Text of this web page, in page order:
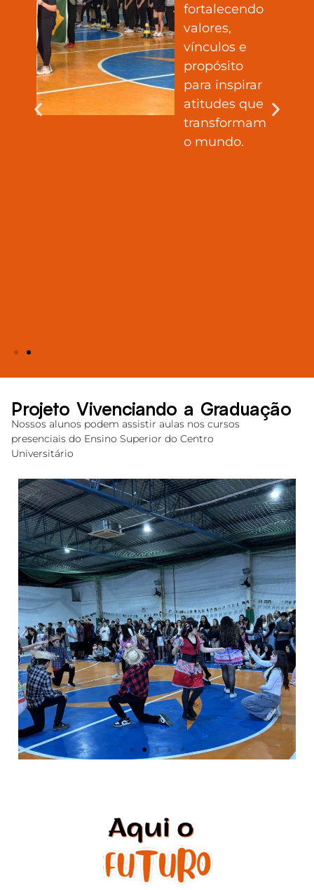
fortalecendo
valores,
vínculos e
propósito
para inspirar
atitudes que
transformam
o mundo.
Projeto Vivenciando a Graduação
Nossos alunos podem assistir aulas nos cursos
presenciais do Ensino Superior do Centro
Universitário